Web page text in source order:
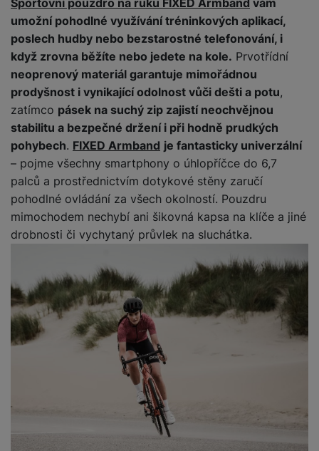
r
á
m
č
k
y
Kl
á
v
e
ni
c
e
k
t
a
bl
e
ů
m
I
M
k
a
i
c
e
M
y
ši
a
p
o
dl
ž
k
y
p
m
y
š
T
a
a
b
a
t
o
h
y
S
l
u
n
e
í
c
o
n
t
a
B
e
z
d
r
á
t
o
é
n
a
b
č
k
y
N
y
rs
P
ř
í
s
u
š
e
n
s
t
v
o
p
l
m
o
bi
ln
í
t
el
f
o
n
y
ří
s
š
e
s
t
umožní pohodlné využívání tréninkových aplikací,
poslech hudby nebo bezstarostné telefonování, i
když zrovna běžíte nebo jedete na kole. Prvotřídní
neoprenový materiál garantuje mimořádnou
prodyšnost i vynikající odolnost vůči dešti a potu,
zatímco pásek na suchý zip zajistí neochvějnou
stabilitu a bezpečné držení i při hodně prudkých
pohybech. FIXED Armband je fantasticky univerzální
– pojme všechny smartphony o úhlopříčce do 6,7
palců a prostřednictvím dotykové stěny zaručí
pohodlné ovládání za všech okolností. Pouzdru
mimochodem nechybí ani šikovná kapsa na klíče a jiné
drobnosti či vychytaný průvlek na sluchátka.